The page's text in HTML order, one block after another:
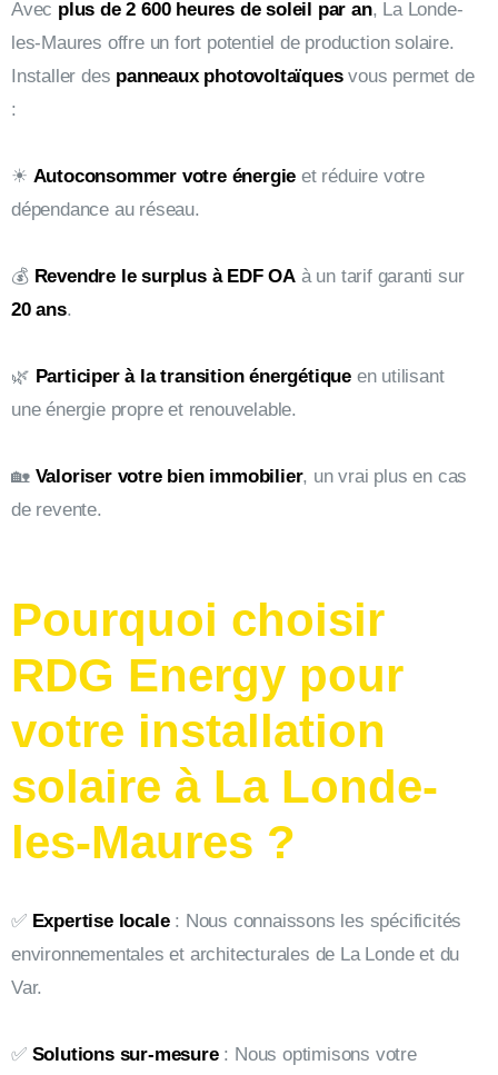
Avec plus de 2 600 heures de soleil par an, La Londe-
les-Maures offre un fort potentiel de production solaire.
Installer des panneaux photovoltaïquesvous permet de
:
☀ Autoconsommer votre énergie et réduire votre
dépendance au réseau.
💰 Revendre le surplus à EDF OA à un tarif garanti sur
20 ans.
🌿 Participer à la transition énergétique en utilisant
une énergie propre et renouvelable.
🏡 Valoriser votre bien immobilier, un vrai plus en cas
de revente.
Pourquoi choisir
RDG Energy pour
votre installation
solaire à La Londe-
les-Maures ?
✅ Expertise locale: Nous connaissons les spécificités
environnementales et architecturales de La Londe et du
Var.
✅ Solutions sur-mesure: Nous optimisons votre